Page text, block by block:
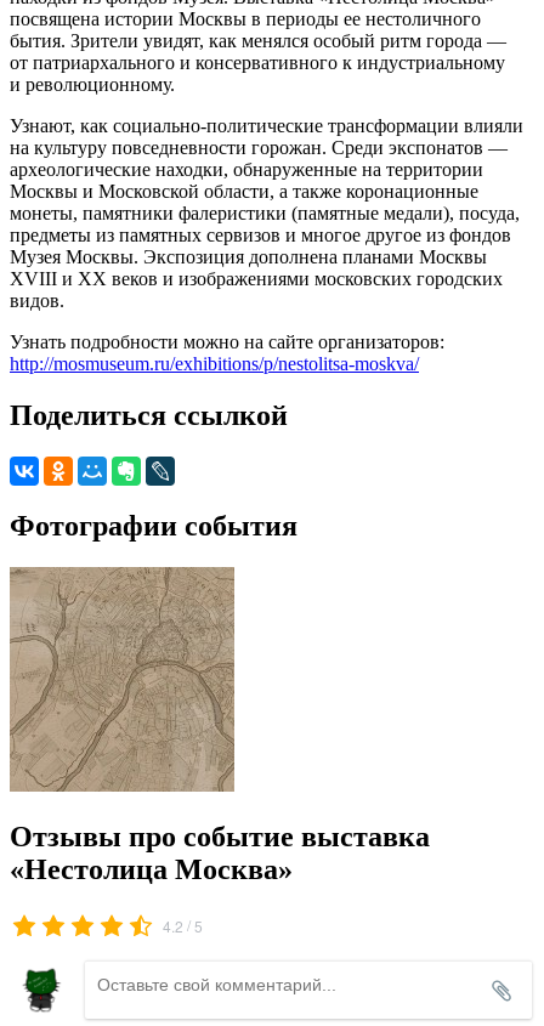
посвящена истории Москвы в периоды ее нестоличного
бытия. Зрители увидят, как менялся особый ритм города —
от патриархального и консервативного к индустриальному
и революционному.
Узнают, как социально-политические трансформации влияли
на культуру повседневности горожан. Среди экспонатов —
археологические находки, обнаруженные на территории
Москвы и Московской области, а также коронационные
монеты, памятники фалеристики (памятные медали), посуда,
предметы из памятных сервизов и многое другое из фондов
Музея Москвы. Экспозиция дополнена планами Москвы
XVIII и XX веков и изображениями московских городских
видов.
Узнать подробности можно на сайте организаторов:
http://mosmuseum.ru/exhibitions/p/nestolitsa-moskva/
Поделиться ссылкой
Фотографии события
Отзывы про событие выставка
«Нестолица Москва»
4.2 / 5